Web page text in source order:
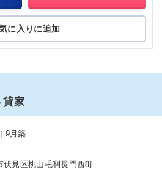
に入りに追加
貸家
9月築
伏見区桃山毛利長門西町